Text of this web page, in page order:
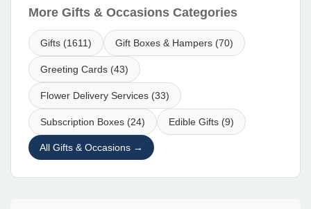
More Gifts & Occasions Categories
Gifts (1611) Gift Boxes & Hampers (70)
Greeting Cards (43)
Flower Delivery Services (33)
Subscription Boxes (24) Edible Gifts (9)
All Gifts & Occasions →